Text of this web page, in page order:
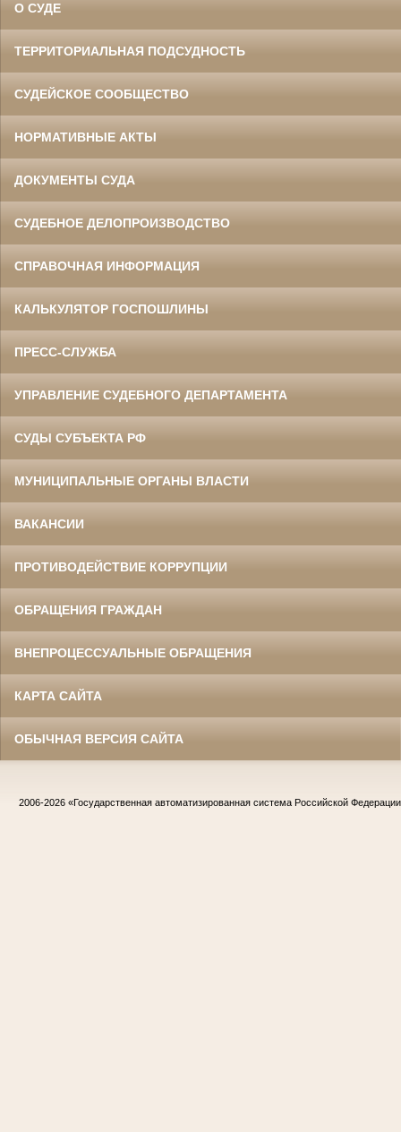
О СУДЕ
ТЕРРИТОРИАЛЬНАЯ ПОДСУДНОСТЬ
СУДЕЙСКОЕ СООБЩЕСТВО
НОРМАТИВНЫЕ АКТЫ
ДОКУМЕНТЫ СУДА
СУДЕБНОЕ ДЕЛОПРОИЗВОДСТВО
СПРАВОЧНАЯ ИНФОРМАЦИЯ
КАЛЬКУЛЯТОР ГОСПОШЛИНЫ
ПРЕСС-СЛУЖБА
УПРАВЛЕНИЕ СУДЕБНОГО ДЕПАРТАМЕНТА
СУДЫ СУБЪЕКТА РФ
МУНИЦИПАЛЬНЫЕ ОРГАНЫ ВЛАСТИ
ВАКАНСИИ
ПРОТИВОДЕЙСТВИЕ КОРРУПЦИИ
ОБРАЩЕНИЯ ГРАЖДАН
ВНЕПРОЦЕССУАЛЬНЫЕ ОБРАЩЕНИЯ
КАРТА САЙТА
ОБЫЧНАЯ ВЕРСИЯ САЙТА
2006-2026 «Государственная автоматизированная система Российской